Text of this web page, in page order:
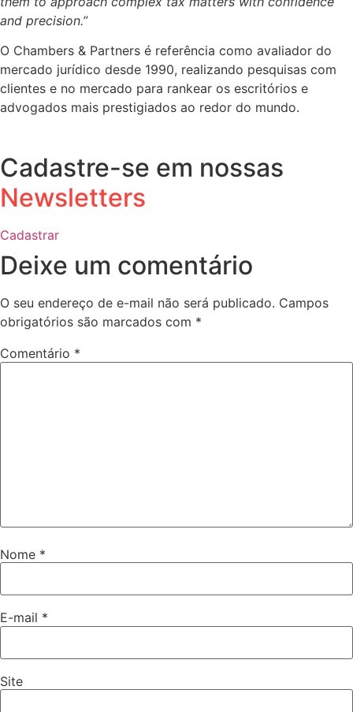
and precision.”
O Chambers & Partners é referência como avaliador do
mercado jurídico desde 1990, realizando pesquisas com
clientes e no mercado para rankear os escritórios e
advogados mais prestigiados ao redor do mundo.
Cadastre-se em nossas
Newsletters
Cadastrar
Deixe um comentário
O seu endereço de e-mail não será publicado. Campos
obrigatórios são marcados com *
Comentário *
Nome *
E-mail *
Site